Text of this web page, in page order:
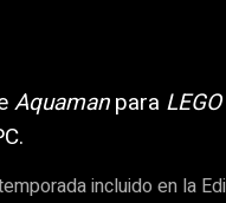
Aquamanpara
incluido en la